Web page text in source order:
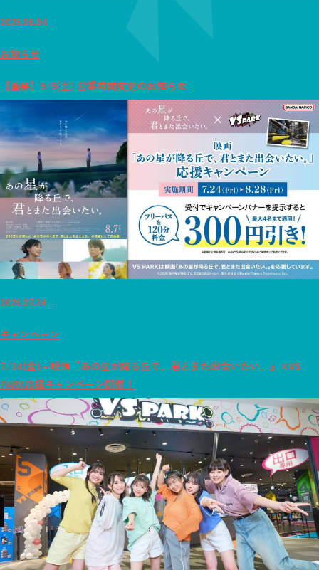
2026.08.04
お知らせ
【重要】9/5(土) 営業時間変更のお知らせ
2026.07.24
キャンペーン
7/24(金)～映画『あの星が降る丘で、君とまた出会いたい。』×VS
PARK応援キャンペーン開催！